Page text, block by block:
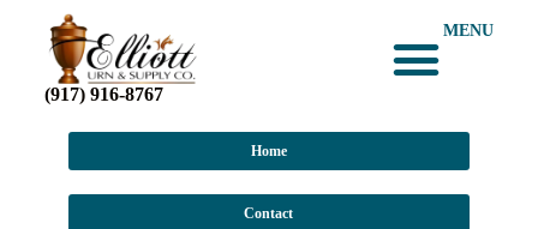
(917) 916-8767
MENU
Home
Contact